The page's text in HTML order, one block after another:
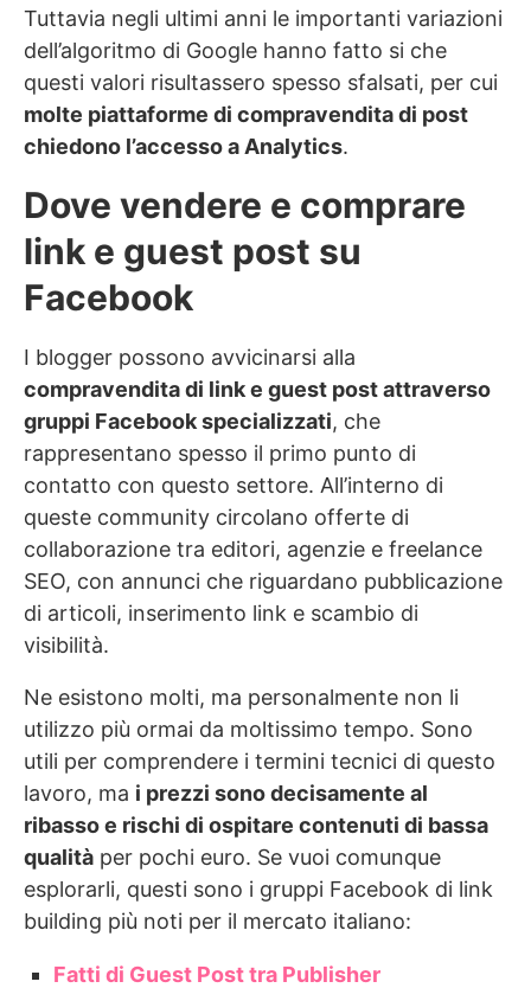
Tuttavia negli ultimi anni le importanti variazioni
dell’algoritmo di Google hanno fatto si che
questi valori risultassero spesso sfalsati, per cui
molte piattaforme di compravendita di post
chiedono l’accesso a Analytics.
Dove vendere e comprare
link e guest post su
Facebook
I blogger possono avvicinarsi alla
compravendita di link e guest post attraverso
gruppi Facebook specializzati, che
rappresentano spesso il primo punto di
contatto con questo settore. All’interno di
queste community circolano offerte di
collaborazione tra editori, agenzie e freelance
SEO, con annunci che riguardano pubblicazione
di articoli, inserimento link e scambio di
visibilità.
Ne esistono molti, ma personalmente non li
utilizzo più ormai da moltissimo tempo. Sono
utili per comprendere i termini tecnici di questo
lavoro, ma i prezzi sono decisamente al
ribasso e rischi di ospitare contenuti di bassa
qualità per pochi euro. Se vuoi comunque
esplorarli, questi sono i gruppi Facebook di link
building più noti per il mercato italiano:
Fatti di Guest Post tra Publisher